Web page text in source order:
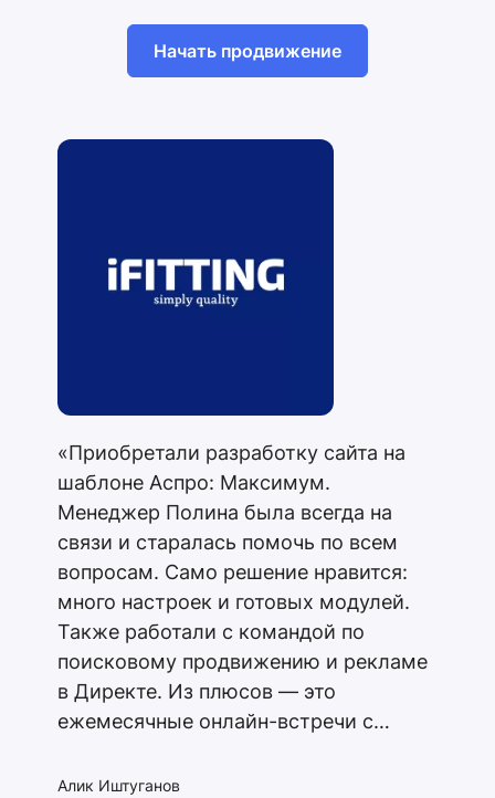
Начать продвижение
«Приобретали разработку сайта на
шаблоне Аспро: Максимум.
Менеджер Полина была всегда на
связи и старалась помочь по всем
вопросам. Само решение нравится:
много настроек и готовых модулей.
Также работали с командой по
поисковому продвижению и рекламе
в Директе. Из плюсов — это
ежемесячные онлайн-встречи с
обсуждают выполненные работы.
Алик Иштуганов